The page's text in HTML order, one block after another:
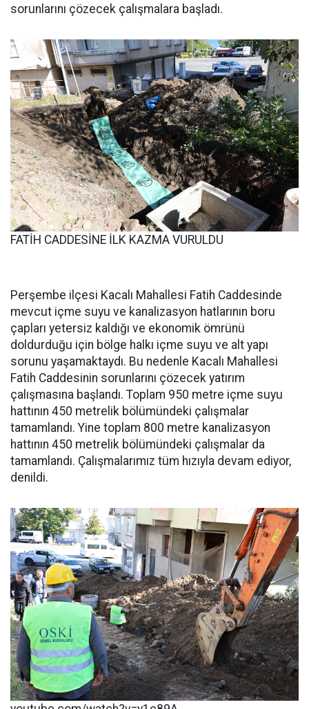
sorunlarını çözecek çalışmalara başladı.
FATİH CADDESİNE İLK KAZMA VURULDU
Perşembe ilçesi Kacalı Mahallesi Fatih Caddesinde
mevcut içme suyu ve kanalizasyon hatlarının boru
çapları yetersiz kaldığı ve ekonomik ömrünü
doldurduğu için bölge halkı içme suyu ve alt yapı
sorunu yaşamaktaydı. Bu nedenle Kacalı Mahallesi
Fatih Caddesinin sorunlarını çözecek yatırım
çalışmasına başlandı. Toplam 950 metre içme suyu
hattının 450 metrelik bölümündeki çalışmalar
tamamlandı. Yine toplam 800 metre kanalizasyon
hattının 450 metrelik bölümündeki çalışmalar da
tamamlandı. Çalışmalarımız tüm hızıyla devam ediyor,
denildi.